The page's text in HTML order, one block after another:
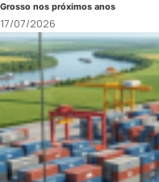
Grosso nos próximos anos
17/07/2026